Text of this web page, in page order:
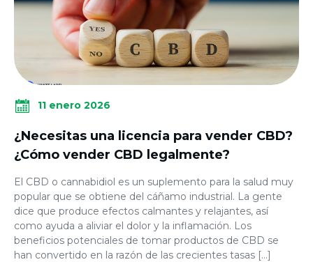
11 enero 2026
¿Necesitas una licencia para vender CBD?
¿Cómo vender CBD legalmente?
El CBD o cannabidiol es un suplemento para la salud muy
popular que se obtiene del cáñamo industrial. La gente
dice que produce efectos calmantes y relajantes, así
como ayuda a aliviar el dolor y la inflamación. Los
beneficios potenciales de tomar productos de CBD se
han convertido en la razón de las crecientes tasas […]